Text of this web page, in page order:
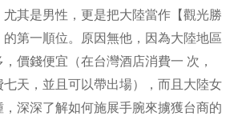
其是男性，更是把大陸當作【觀光勝
第一順位。原因無他，因為大陸地區
價錢便宜（在台灣酒店消費一 次，
天，並且可以帶出場），而且大陸女
深深了解如何施展手腕來擄獲台商的